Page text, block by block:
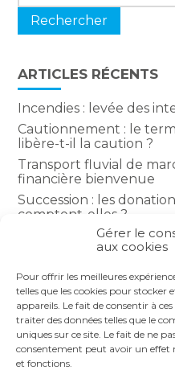
Gérer le
aux cookies
Pour offrir les meilleures
telles que les cookies pour stocker
appareils. Le fait de consentir à
traiter des données telles que le
uniques sur ce site. Le fait de ne
consentement peut avoir un effet
et fonctions.
ARTICLES RÉCENTS
Incendies : levée des
Cautionnement : le
libère-t-il la caution ?
Transport fluvial de
financière bienvenue
Succession : les
comptent-elles ?
Encadrement des
COMMENTAIRES